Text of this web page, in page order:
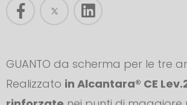
GUANTO da scherma per le tre
Realizzato in Alcantara® CE